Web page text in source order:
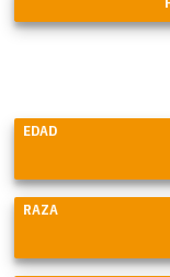
EDAD
RAZA